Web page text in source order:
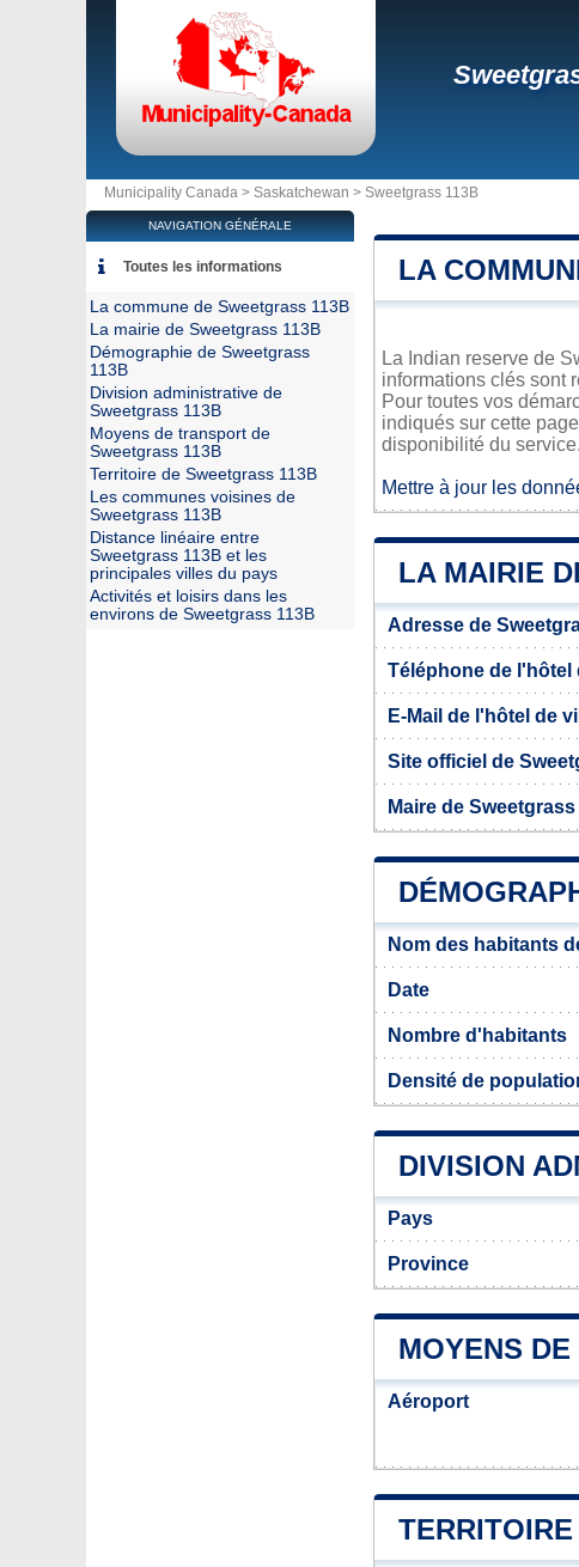
Municipality Canada > Saskatchewan > Sweetgrass 113B
LA
La Indian reserve de
informations clés sont
Pour toutes vos
indiqués sur cette
disponibilité du service.
Mettre à jour les
LA MAIRIE
Adresse de
Téléphone de l'hôtel
E-Mail de l'hôtel de
Site officiel de
Maire de Sweetgrass
Nom des habitants
Date
Nombre d'habitants
Densité de
DIVISION
Pays
Province
MOYENS
Aéroport
NAVIGATION GÉNÉRALE
Toutes les informations
La commune de Sweetgrass 113B
La mairie de Sweetgrass 113B
Démographie de Sweetgrass
113B
Division administrative de
Sweetgrass 113B
Moyens de transport de
Sweetgrass 113B
Territoire de Sweetgrass 113B
Les communes voisines de
Sweetgrass 113B
Distance linéaire entre
Sweetgrass 113B et les
principales villes du pays
Activités et loisirs dans les
environs de Sweetgrass 113B